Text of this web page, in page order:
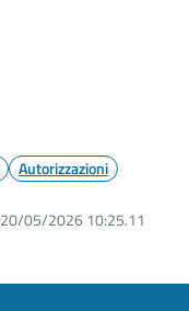
Autorizzazioni
20/05/2026 10:25.11